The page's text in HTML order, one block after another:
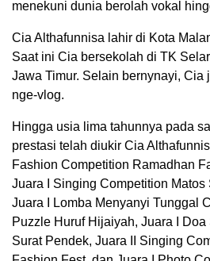
menekuni dunia berolah vokal
Cia Althafunnisa lahir di Kota
Saat ini Cia bersekolah di TK
Jawa Timur. Selain bernynayi, Cia
nge-vlog.
Hingga usia lima tahunnya pada
prestasi telah diukir Cia
Fashion Competition Ramadhan
Juara I Singing Competition Matos
Juara I Lomba Menyanyi Tunggal
Puzzle Huruf Hijaiyah, Juara I Doa
Surat Pendek, Juara II Singing